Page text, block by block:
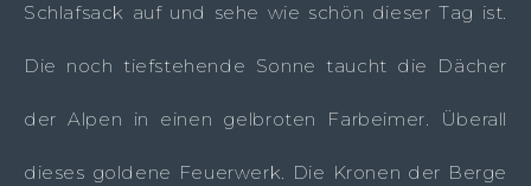
Schlafsack auf und sehe wie schön dieser Tag ist.
Die noch tiefstehende Sonne taucht die Dächer
der Alpen in einen gelbroten Farbeimer. Überall
dieses goldene Feuerwerk. Die Kronen der Berge